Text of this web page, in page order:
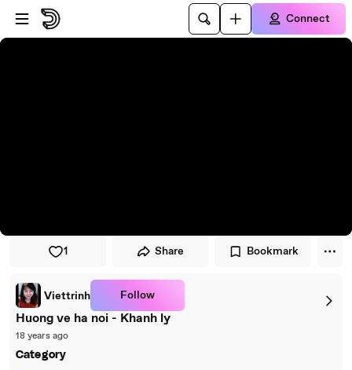
Skip to player
Skip to main content
Connect
1 Share Bookmark
Viettrinh Follow
Huong ve ha noi - Khanh ly
18 years ago
Category